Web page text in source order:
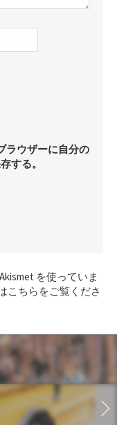
ラウザーに自分の
する。
を使っていま
こちらをご覧くださ